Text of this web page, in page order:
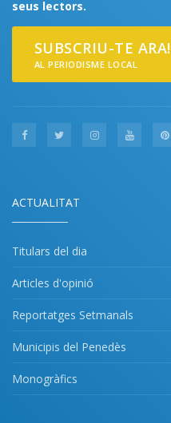
seus lectors.
SUBSCRIU-TE ARA!
AL PERIODISME LOCAL
ACTUALITAT
Titulars del dia
Articles d'opinió
Reportatges Setmanals
Municipis del Penedès
Monogràfics